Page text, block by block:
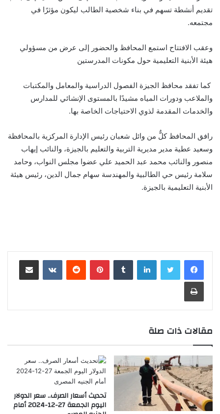
تقديم أنشطة تسهم في بناء شخصية الطالب ليكون مؤثرًا في
مجتمعه.
وعقب الافتتاح استمع المحافظ والحضور إلى عرض من مسؤولي
هيئة الأبنية التعليمية حول مكونات المدرستين
كما تفقد محافظ الجيزة الفصول الدراسية والمعامل والمكتبات
والملاعب ودورات المياه مشيدًا بالمستوى الإنشائي للمدارس
والخدمات المقدمة لذوي الاحتياجات الخاصة بها.
رافق المحافظ كلٌّ من وائل شعبان رئيس الإدارة المركزية بالمحافظة
وسعيد عطية مدير مديرية التربية والتعليم بالجيزة، والنائب إيهاب
منصور والنائب محمد عبد الحميد علي عضوا مجلس النواب، وحامد
سلامة رئيس حي الطالبية والمهندسة سهام جمال الدين، رئيس هيئة
الأبنية التعليمية بالجيزة.
لينكدإن بينتيريست
مقالات ذات صلة
تحديث أسعار الصرف.. سعر الدولار
اليوم الجمعة 27-12-2024 أمام